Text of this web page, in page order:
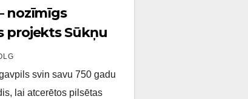
nozīmīgs
projekts Sūkņu
svin savu 750 gadu
lai atcerētos pilsētas